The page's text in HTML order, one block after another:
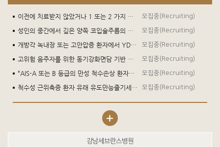
이전에 치료받지 않았거나 1 또는 2 가지 전신 치료 요법으로 치료받은, IDH1 돌연변이가 있는 국소 진행성 또는 전이성 관례성 연골육종이 있는 ≥18세 시험대상자에서 이보시데닙에 대한 제3상, 다기관, 이중 눈가림, 무작위배정, 위약 대조 임상시험 (CHONQUER 임상시험) 모집중(Recruiting)
성인의 중간에서 깊은 양쪽 코입술주름의 일시적 개선에 대하여 Deep PLUS 1.0의 유효성과 안전성을 뉴라미스 딥 리도카인®(NDL-NNT1)과 비교 평가하기 위한 다기관, 무작위배정, 대상자-평가자 눈가림, 짝대응 설계, 전향적, 비열등성, 확증 임상시험 모집중(Recruiting)
개방각 녹내장 또는 고안압증 환자에서 YDS-2101의 유효성 및 안전성을 평가하기 위한 다기관, 무작위배정, 이중눈가림, 활성대조 제3상 임상시험 모집중(Recruiting)
고위험 음주자를 위한 동기강화면담 기반 대화형 모바일 애플리케이션의 임상적 효과 검증 모집중(Recruiting)
“AIS-A 또는 B 등급의 만성 척수손상 환자를 대상으로 유전자 벡터인 STUP-001 투여 시 안전성 및 탐색적 유효성을 평가하기 위한 단일기관, 전향적 연구자 주도 임상시험” 모집중(Recruiting)
척수성 근위축증 환자 유래 유도만능줄기세포를 이용한 골격근 특이적인 SMN 단백질의 역할 규명 모집중(Recruiting)
강남세브란스병원